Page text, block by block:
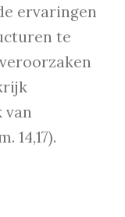
ervaringen
te
van
14,17).